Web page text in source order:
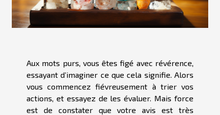
Aux mots purs, vous êtes figé avec révérence,
essayant d’imaginer ce que cela signifie. Alors
vous commencez fiévreusement à trier vos
actions, et essayez de les évaluer. Mais force
est de constater que votre avis est très